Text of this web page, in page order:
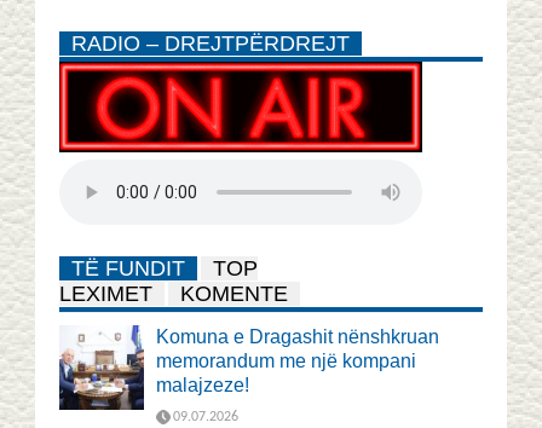
RADIO – DREJTPËRDREJT
TË FUNDIT
TOP
LEXIMET
KOMENTE
Komuna e Dragashit nënshkruan
memorandum me një kompani
malajzeze!
09.07.2026